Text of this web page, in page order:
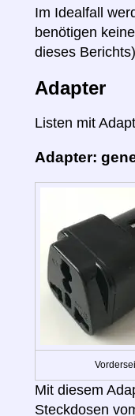
Im Idealfall
benötigen
dieses
Adapter
Listen mit
Adapter:
Mit diesem
Steckdosen